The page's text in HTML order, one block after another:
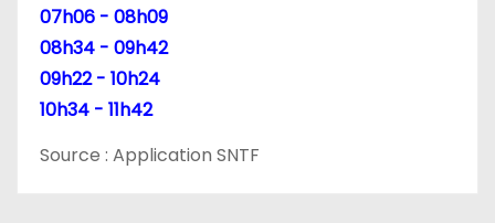
07h06 - 08h09
08h34 - 09h42
09h22 - 10h24
10h34 - 11h42
Source : Application SNTF